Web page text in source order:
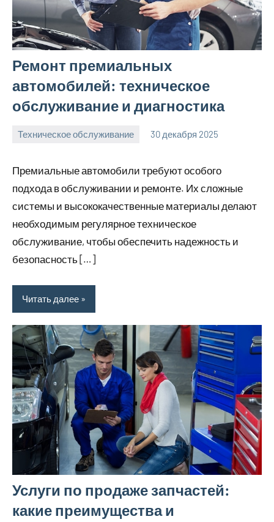
Ремонт премиальных
автомобилей: техническое
обслуживание и диагностика
Техническое обслуживание 30 декабря 2025
Премиальные автомобили требуют особого
подхода в обслуживании и ремонте. Их сложные
системы и высококачественные материалы делают
необходимым регулярное техническое
обслуживание, чтобы обеспечить надежность и
безопасность […]
Читать далее
Услуги по продаже запчастей:
какие преимущества и